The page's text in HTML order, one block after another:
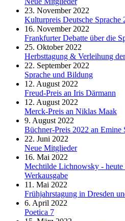
23. November 2022
Kulturpreis Deutsche Sprache
16. November 2022
Frankfurter Debatte über die
25. Oktober 2022
Herbsttagung & Verleihung
22. September 2022
Sprache und Bildung
12. August 2022
Freud-Preis an Iris Därmann
12. August 2022
Merck-Preis an Niklas Maak
9. August 2022
Büchner-Preis 2022 an Emine
22. Juni 2022
Neue Mitglieder
16. Mai 2022
Mechtilde Lichnowsky - heute
Werkausgabe
11. Mai 2022
Frühjahrstagung in Dresden
6. April 2022
Poetica 7